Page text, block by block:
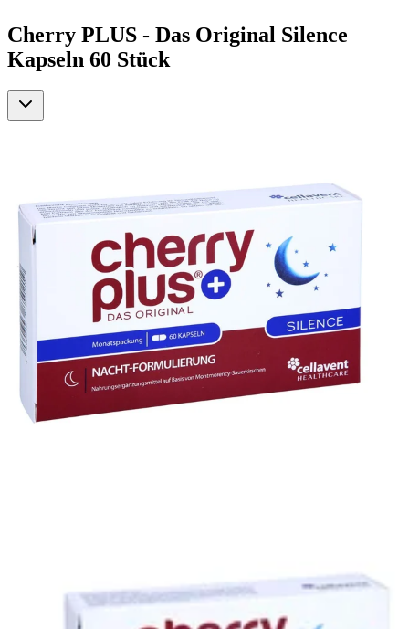
Cherry PLUS - Das Original Silence
Kapseln 60 Stück